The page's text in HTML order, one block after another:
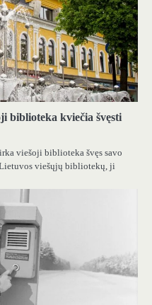
biblioteka kviečia švęsti
viešoji biblioteka švęs savo
viešųjų bibliotekų, ji